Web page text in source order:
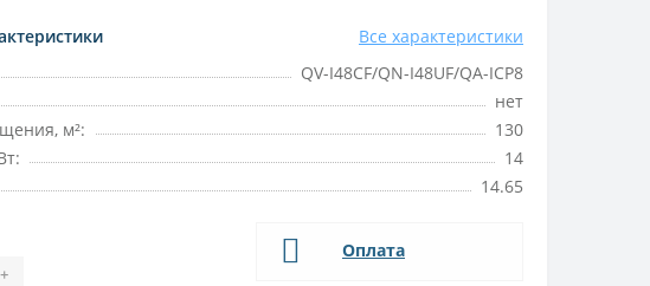
Все характеристики
QV-I48CF/QN-I48UF/QA-ICP8
нет
м²:
130
14
14.65
+
Оплата